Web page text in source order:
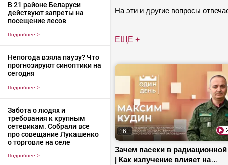
В 21 районе Беларуси
действуют запреты на
посещение лесов
Подробнее >
Непогода взяла паузу? Что
прогнозируют синоптики на
сегодня
Подробнее >
Забота о людях и
требования к крупным
сетевикам. Собрали все
про совещание Лукашенко
о торговле на селе
Подробнее >
На эти и другие вопросы
ЕЩЕ +
16+
Зачем пасеки в радиационной
| Как излучение влияет на